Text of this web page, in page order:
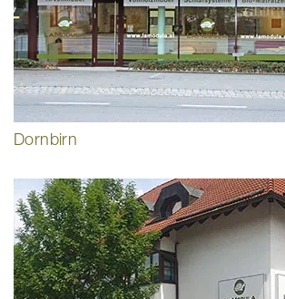
Dornbirn